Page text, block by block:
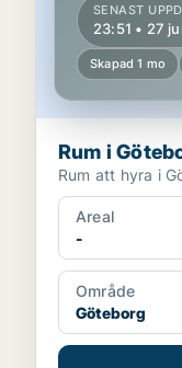
SENAST
23:51 • 27
Skapad 1 mo
Rum i
Rum att hyra i
Areal
-
Område
Göteborg